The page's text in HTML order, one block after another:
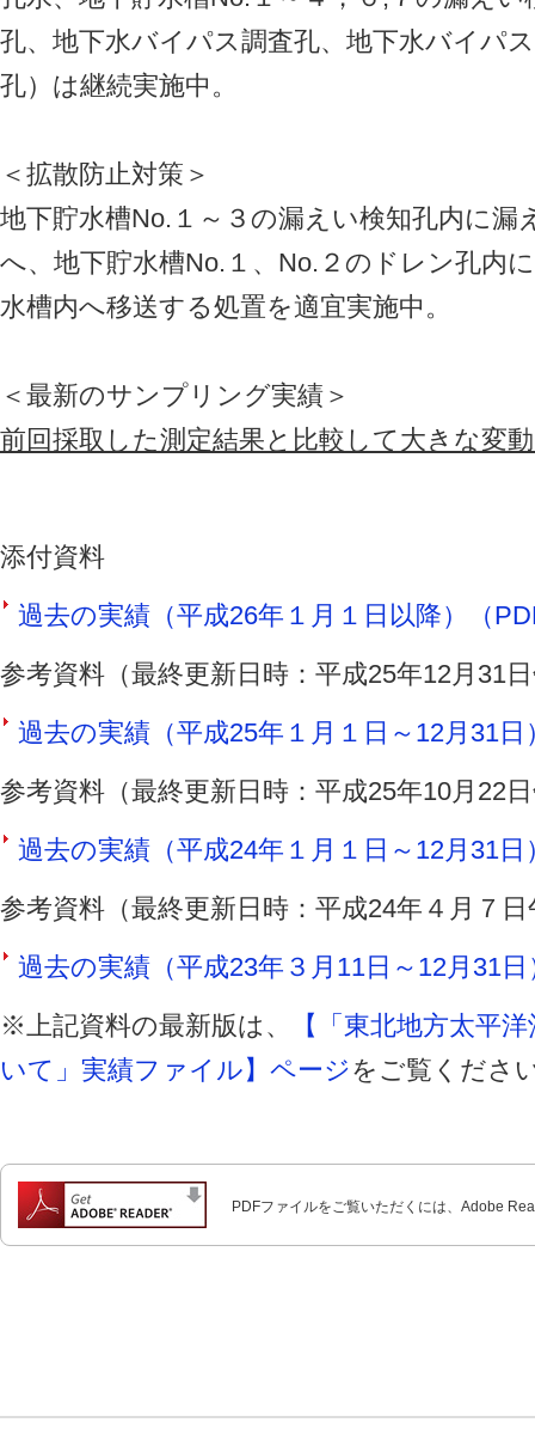
孔、地下水バイパス調査孔、地下水バイパ
孔）は継続実施中。
＜拡散防止対策＞
地下貯水槽No.１～３の漏えい検知孔内に
へ、地下貯水槽No.１、No.２のドレン孔内
水槽内へ移送する処置を適宜実施中。
＜最新のサンプリング実績＞
前回採取した測定結果と比較して大きな変
添付資料
過去の実績（平成26年１月１日以降）（
参考資料（最終更新日時：平成25年12月31
過去の実績（平成25年１月１日～12月31
参考資料（最終更新日時：平成25年10月22
過去の実績（平成24年１月１日～12月31
参考資料（最終更新日時：平成24年４月７
過去の実績（平成23年３月11日～12月31
※上記資料の最新版は、
【「東北地方太平
いて」実績ファイル】ページをご覧くださ
PDFファイルをご覧いただくには、Adobe